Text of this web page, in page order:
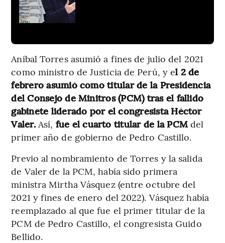
Aníbal Torres asumió a fines de julio del 2021
como ministro de Justicia de Perú, y el 2 de
febrero asumió como titular de la Presidencia
del Consejo de Minitros (PCM) tras el fallido
gabinete liderado por el congresista Héctor
Valer.Así, fue el cuarto titular de la PCM del
primer año de gobierno de Pedro Castillo.
Previo al nombramiento de Torres y la salida
de Valer de la PCM, había sido primera
ministra Mirtha Vásquez (entre octubre del
2021 y fines de enero del 2022). Vásquez había
reemplazado al que fue el primer titular de la
PCM de Pedro Castillo, el congresista Guido
Bellido.